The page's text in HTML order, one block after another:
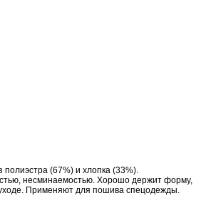
полиэстра (67%) и хлопка (33%).
несминаемостью. Хорошо держит форму,
Применяют для пошива спецодежды.